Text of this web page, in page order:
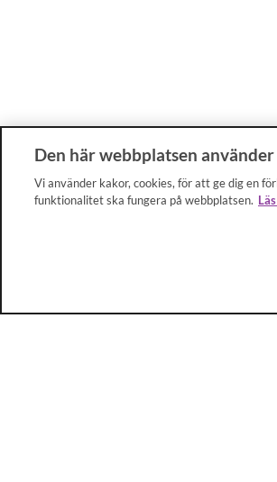
Den här webbplatsen
Vi använder kakor, cookies, för att ge dig en
funktionalitet ska fungera på webbplatsen.